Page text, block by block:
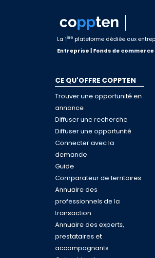
La 1ère plateforme dédiée aux
Entreprise | Fonds de
CE QU'OFFRE COPPTEN
Trouver une opportunité en
annonce
Diffuser une recherche
Diffuser une opportunité
Connecter avec la
demande
Guide
Comparateur de territoires
Annuaire des
professionnels de la
transaction
Annuaire des experts,
prestataires et
accompagnants